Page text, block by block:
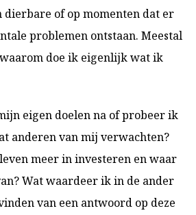
dierbare of op momenten dat er
problemen ontstaan. Meestal
doe ik eigenlijk wat ik
eigen doelen na of probeer ik
anderen van mij verwachten?
meer in investeren en waar
Wat waardeer ik in de ander
van een antwoord op deze